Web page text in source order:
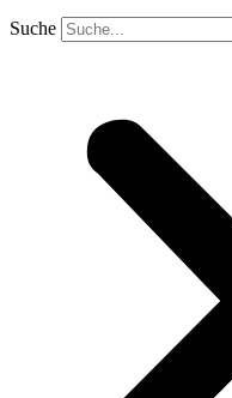
Suche